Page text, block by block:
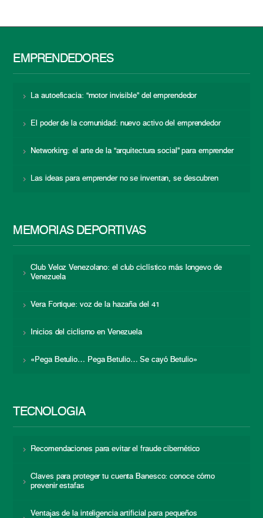
EMPRENDEDORES
La autoeficacia: “motor invisible” del emprendedor
El poder de la comunidad: nuevo activo del emprendedor
Networking: el arte de la “arquitectura social” para emprender
Las ideas para emprender no se inventan, se descubren
MEMORIAS DEPORTIVAS
Club Veloz Venezolano: el club ciclístico más longevo de
Venezuela
Vera Fortique: voz de la hazaña del 41
Inicios del ciclismo en Venezuela
«Pega Betulio… Pega Betulio… Se cayó Betulio»
TECNOLOGÍA
Recomendaciones para evitar el fraude cibernético
Claves para proteger tu cuenta Banesco: conoce cómo
prevenir estafas
Ventajas de la inteligencia artificial para pequeños